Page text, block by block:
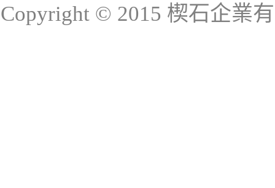
Copyright © 2015 楔石企業